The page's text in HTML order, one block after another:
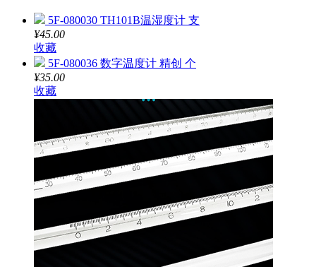
5F-080030 TH101B温湿度计 支
¥45.00
收藏
5F-080036 数字温度计 精创 个
¥35.00
收藏